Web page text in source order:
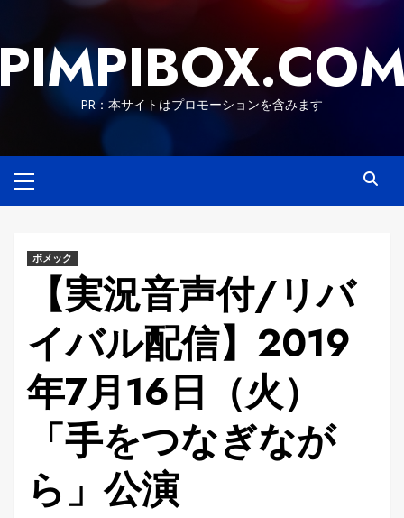
content
PR：本サイトはプロモーションを含みます
Menu
ボメック
【実況音声付/リバ
イバル配信】2019
年7月16日（火）
「手をつなぎなが
ら」公演